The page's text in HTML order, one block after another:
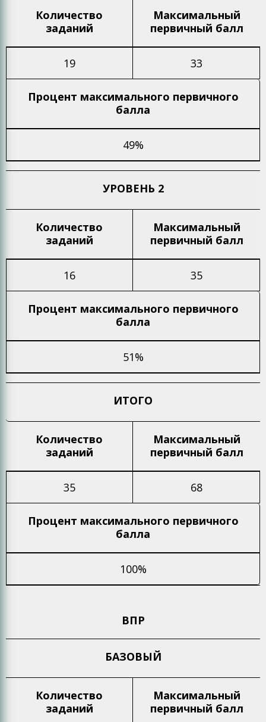
Количество
заданий
Максимальный
первичный балл
19 33
Процент максимального первичного
балла
49%
УРОВЕНЬ 2
Количество
заданий
Максимальный
первичный балл
16 35
Процент максимального первичного
балла
51%
ИТОГО
Количество
заданий
Максимальный
первичный балл
35 68
Процент максимального первичного
балла
100%
ВПР
БАЗОВЫЙ
Количество
заданий
Максимальный
первичный балл